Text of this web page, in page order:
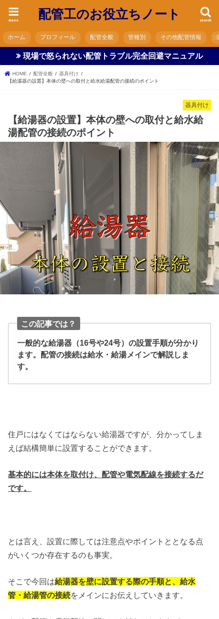
配管工のお役立ちノート search
menu
ホーム プロフィール 配管全般 管種別 その他配管情報
現場で怒られない配管トラブル完全回避マニュアル
HOME 配管全般
器具付け
【給湯器の設置】本体の壁への取付と給水給湯配管の接続のポイント
器具付け
【給湯器の設置】本体の壁への取付と給水給
湯配管の接続のポイント
この記事では？
一般的な給湯器（16号や24号）の設置手順が分かり
ます。配管の接続は給水・給湯メインで解説しま
す。
住戸にはなくてはならない給湯器ですが、分かってしま
えば結構簡単に設置することができます。
基本的には本体を取付け、配管や電気配線を接続するだ
です。
とは言え、設置に際しては注意点やポイントととなる点
がいくつか存在するのも事実。
そこで今回は給湯器を壁に設置する際の手順と、給水
管・給湯管の接続をメインにお伝えしていきます。